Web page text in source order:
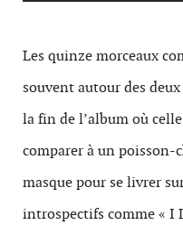
Les quinze morceaux
souvent autour des
la fin de l’album où
comparer à un poisson-
masque pour se livrer
introspectifs comme « I